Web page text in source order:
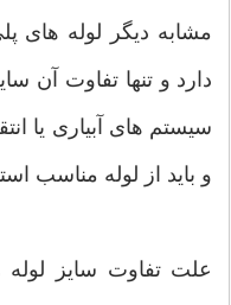
مشابه دیگر لوله های
دارد و تنها تفاوت آن
سیستم های آبیاری یا
و باید از لوله مناسب
علت تفاوت سایز